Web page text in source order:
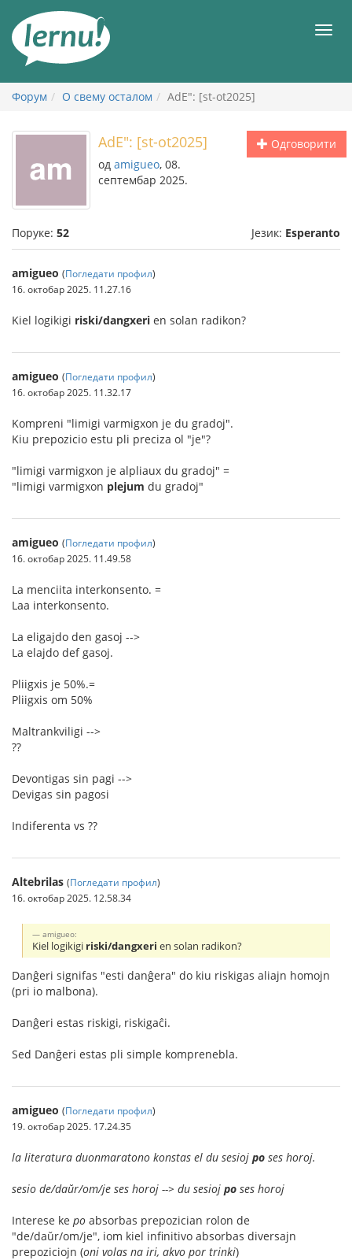
садржају
Форум О свему осталом AdE": [st-ot2025]
Одговорити
AdE": [st-ot2025]
од amigueo, 08.
септембар 2025.
Поруке: 52 Језик: Esperanto
amigueo (Погледати профил)
16. октобар 2025. 11.27.16
Kiel logikigi riski/dangxeri en solan radikon?
amigueo (Погледати профил)
16. октобар 2025. 11.32.17
Kompreni "limigi varmigxon je du gradoj".
Kiu prepozicio estu pli preciza ol "je"?
"limigi varmigxon je alpliaux du gradoj" =
"limigi varmigxon plejum du gradoj"
amigueo (Погледати профил)
16. октобар 2025. 11.49.58
La menciita interkonsento. =
Laa interkonsento.
La eligajdo den gasoj -->
La elajdo def gasoj.
Pliigxis je 50%.=
Pliigxis om 50%
Maltrankviligi -->
??
Devontigas sin pagi -->
Devigas sin pagosi
Indiferenta vs ??
Altebrilas (Погледати профил)
16. октобар 2025. 12.58.34
amigueo:
Kiel logikigi riski/dangxeri en solan radikon?
Danĝeri signifas "esti danĝera" do kiu riskigas aliajn homojn
(pri io malbona).
Danĝeri estas riskigi, riskigaĉi.
Sed Danĝeri estas pli simple komprenebla.
amigueo (Погледати профил)
19. октобар 2025. 17.24.35
la literatura duonmaratono konstas el du sesioj po ses horoj.
sesio de/daŭr/om/je ses horoj --> du sesioj po ses horoj
Interese ke po absorbas prepozician rolon de
"de/daŭr/om/je", iom kiel infinitivo absorbas diversajn
prepoziciojn (oni volas na iri, akvo por trinki)